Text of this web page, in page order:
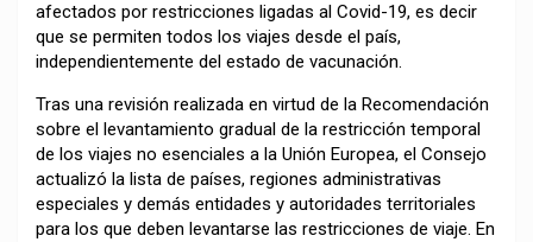
afectados por restricciones ligadas al Covid-19, es decir
que se permiten todos los viajes desde el país,
independientemente del estado de vacunación.
Tras una revisión realizada en virtud de la Recomendación
sobre el levantamiento gradual de la restricción temporal
de los viajes no esenciales a la Unión Europea, el Consejo
actualizó la lista de países, regiones administrativas
especiales y demás entidades y autoridades territoriales
para los que deben levantarse las restricciones de viaje. En